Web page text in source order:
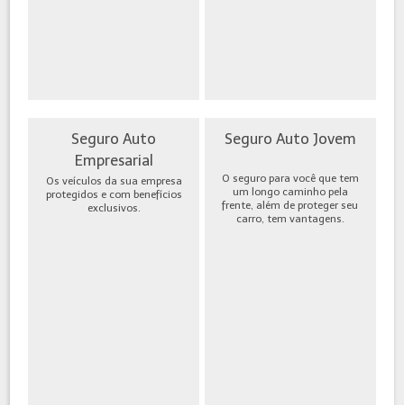
Seguro Auto
Empresarial
Os veículos da sua empresa
protegidos e com benefícios
exclusivos.
Seguro Auto Jovem
O seguro para você que tem
um longo caminho pela
frente, além de proteger seu
carro, tem vantagens.